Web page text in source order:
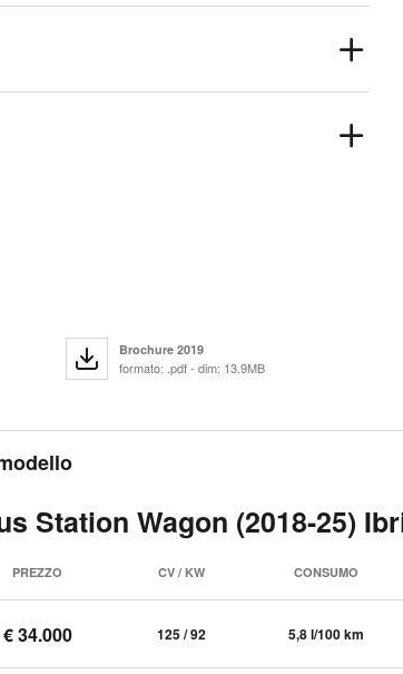
Brochure 2019
formato: .pdf - dim: 13.9MB
Station Wagon (2018-25)
PREZZO CV / KW CONSUMO
€ 34.000 125 / 92 5,8 l/100 km